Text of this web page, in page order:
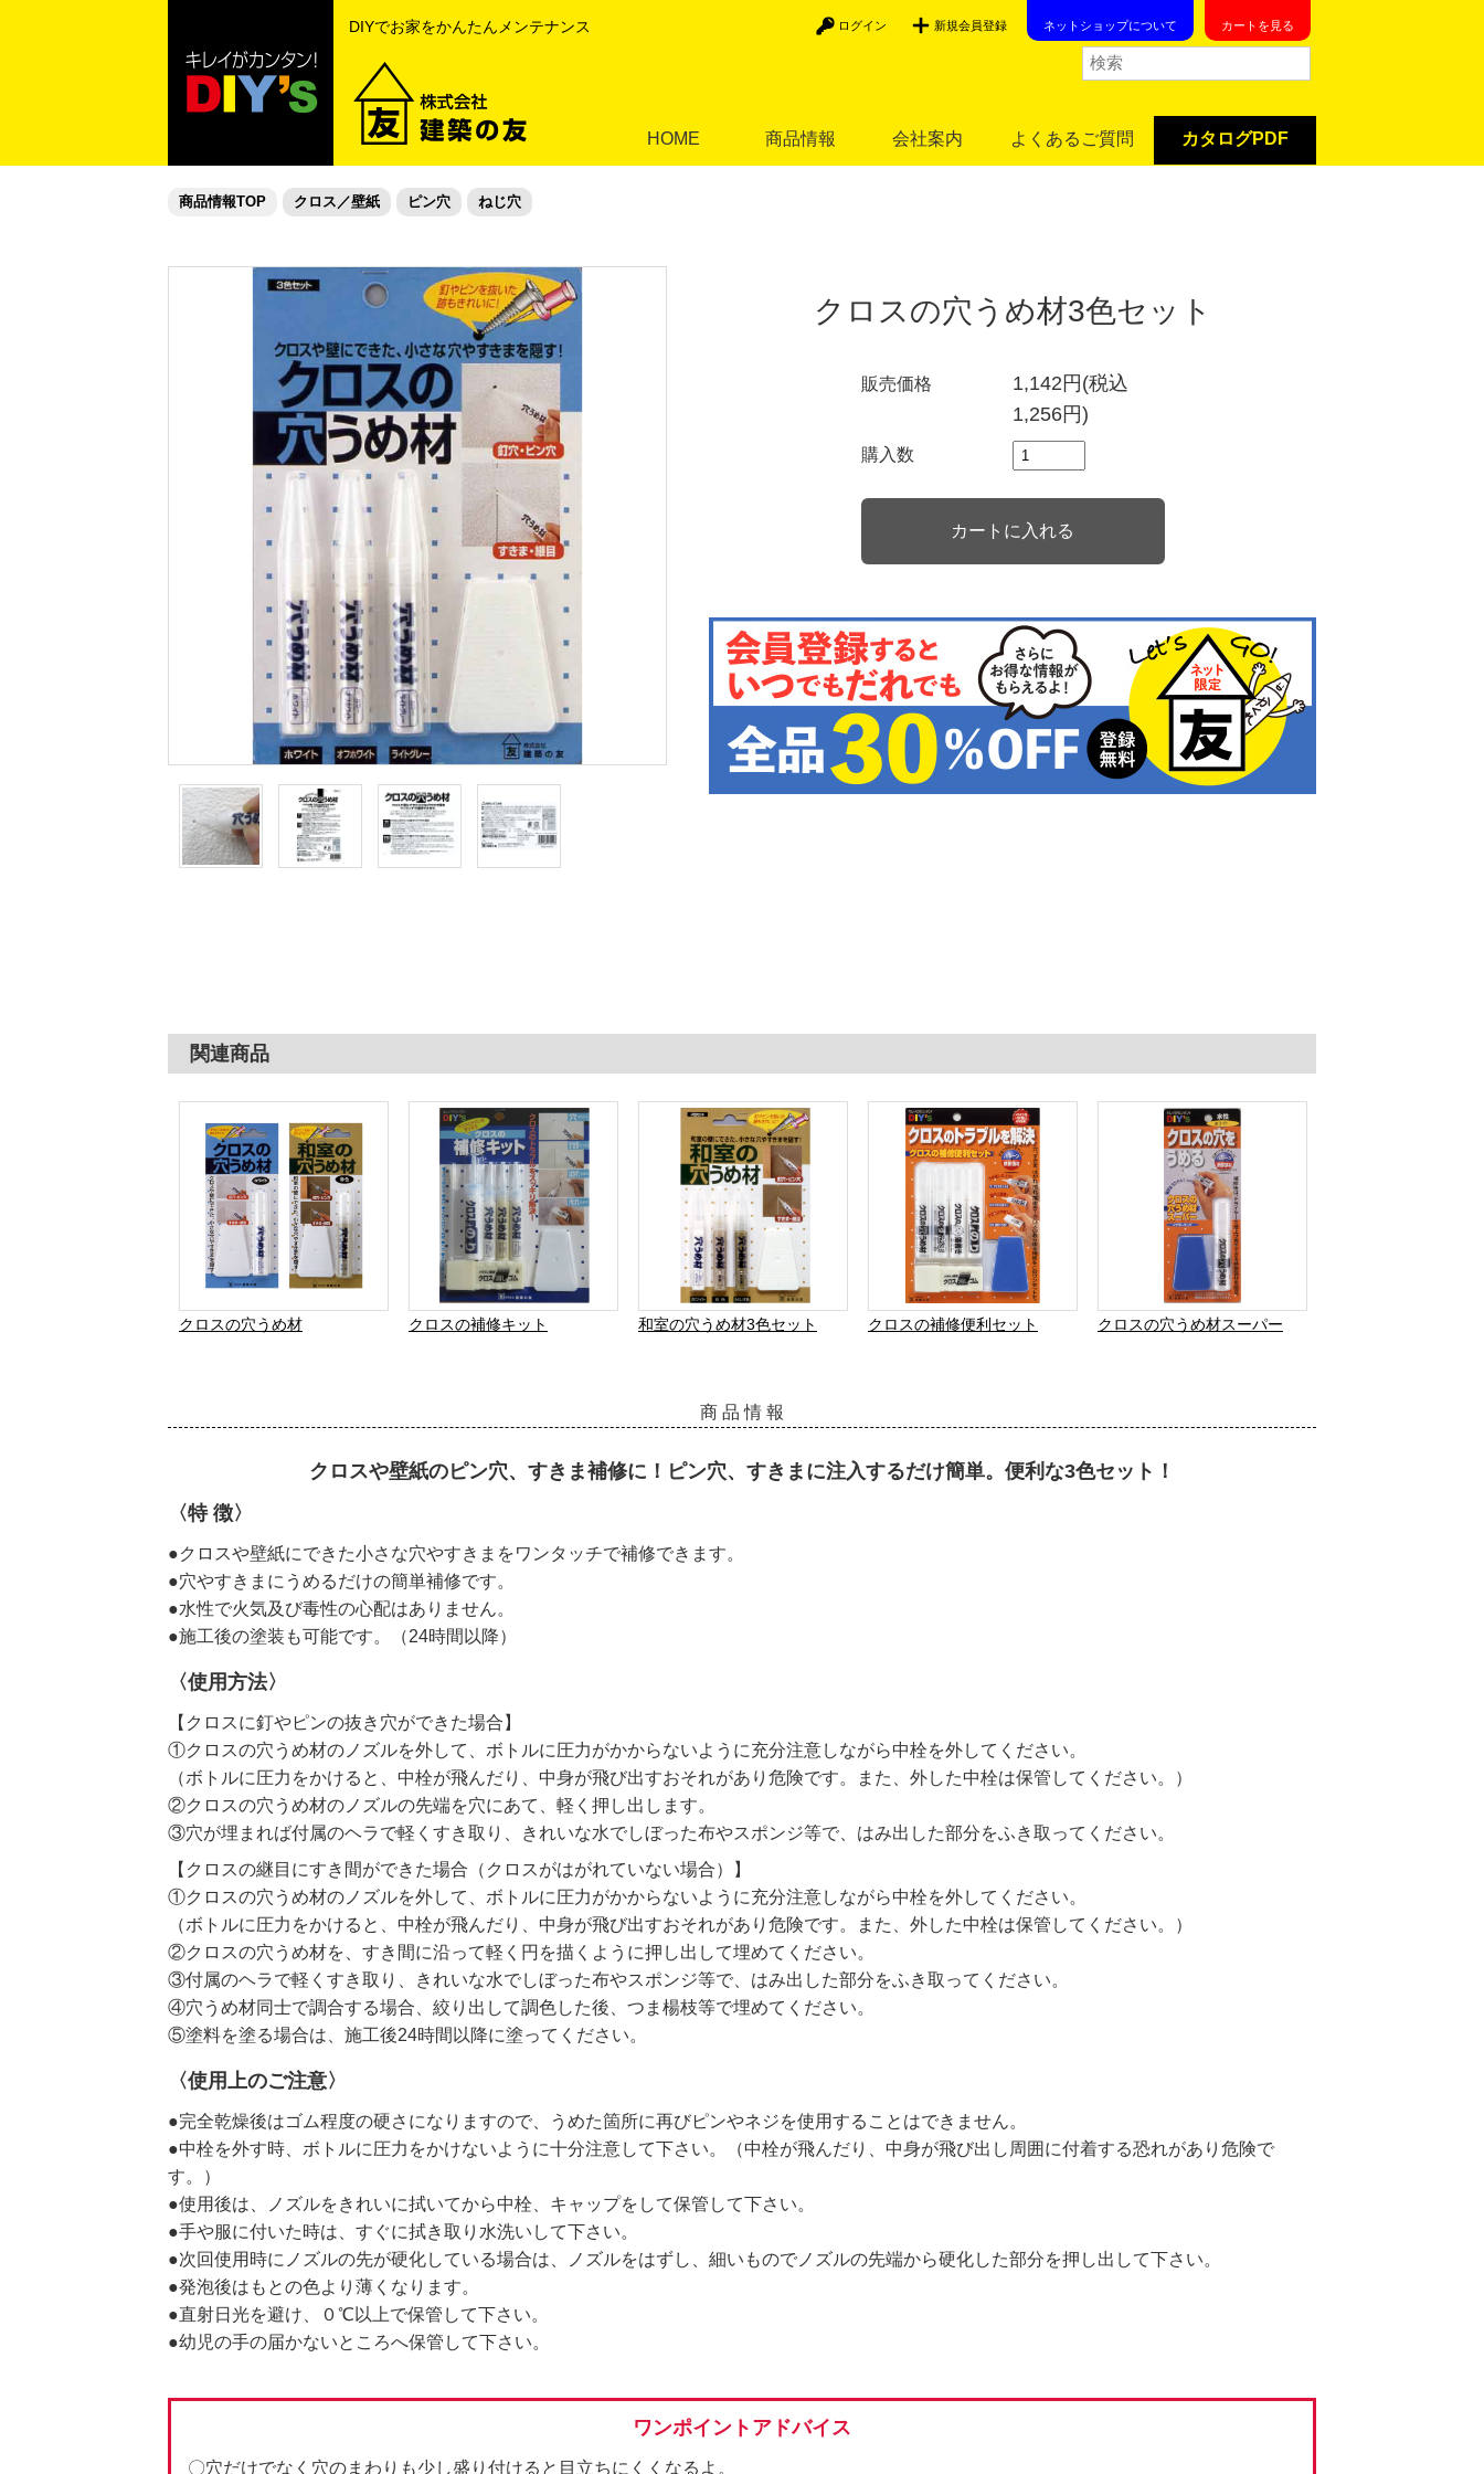
DIYでお家をかんたんメンテナンス カートを見る
ネットショップについて
新規会員登録
ログイン
HOME 商品情報 会社案内 よくあるご質問 カタログPDF
商品情報TOP クロス／壁紙 ピン穴 ねじ穴
クロスの穴うめ材3色セット
販売価格
1,142円(税込
1,256円)
購入数
関連商品
クロスの穴うめ材 クロスの補修キット 和室の穴うめ材3色セット クロスの補修便利セット クロスの穴うめ材スーパー
商 品 情 報
クロスや壁紙のピン穴、すきま補修に！ピン穴、すきまに注入するだけ簡単。便利な3色セット！
〈特 徴〉
●クロスや壁紙にできた小さな穴やすきまをワンタッチで補修できます。
●穴やすきまにうめるだけの簡単補修です。
●水性で火気及び毒性の心配はありません。
●施工後の塗装も可能です。（24時間以降）
〈使用方法〉
【クロスに釘やピンの抜き穴ができた場合】
①クロスの穴うめ材のノズルを外して、ボトルに圧力がかからないように充分注意しながら中栓を外してください。
（ボトルに圧力をかけると、中栓が飛んだり、中身が飛び出すおそれがあり危険です。また、外した中栓は保管してください。）
②クロスの穴うめ材のノズルの先端を穴にあて、軽く押し出します。
③穴が埋まれば付属のヘラで軽くすき取り、きれいな水でしぼった布やスポンジ等で、はみ出した部分をふき取ってください。
【クロスの継目にすき間ができた場合（クロスがはがれていない場合）】
①クロスの穴うめ材のノズルを外して、ボトルに圧力がかからないように充分注意しながら中栓を外してください。
（ボトルに圧力をかけると、中栓が飛んだり、中身が飛び出すおそれがあり危険です。また、外した中栓は保管してください。）
②クロスの穴うめ材を、すき間に沿って軽く円を描くように押し出して埋めてください。
③付属のヘラで軽くすき取り、きれいな水でしぼった布やスポンジ等で、はみ出した部分をふき取ってください。
④穴うめ材同士で調合する場合、絞り出して調色した後、つま楊枝等で埋めてください。
⑤塗料を塗る場合は、施工後24時間以降に塗ってください。
〈使用上のご注意〉
●完全乾燥後はゴム程度の硬さになりますので、うめた箇所に再びピンやネジを使用することはできません。
●中栓を外す時、ボトルに圧力をかけないように十分注意して下さい。（中栓が飛んだり、中身が飛び出し周囲に付着する恐れがあり危険で
す。）
●使用後は、ノズルをきれいに拭いてから中栓、キャップをして保管して下さい。
●手や服に付いた時は、すぐに拭き取り水洗いして下さい。
●次回使用時にノズルの先が硬化している場合は、ノズルをはずし、細いものでノズルの先端から硬化した部分を押し出して下さい。
●発泡後はもとの色より薄くなります。
●直射日光を避け、０℃以上で保管して下さい。
●幼児の手の届かないところへ保管して下さい。
ワンポイントアドバイス
〇穴だけでなく穴のまわりも少し盛り付けると目立ちにくくなるよ。